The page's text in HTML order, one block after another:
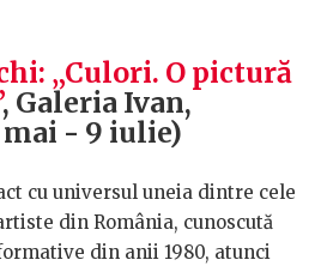
„Culori. O pictură
, Galeria Ivan,
- 9 iulie)
cu universul uneia dintre cele
din România, cunoscută
din anii 1980, atunci